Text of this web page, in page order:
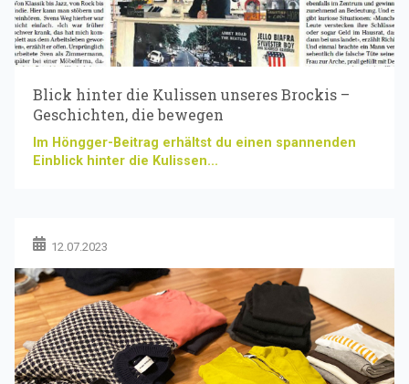
Blick hinter die Kulissen unseres Brockis –
Geschichten, die bewegen
Im Höngger-Beitrag erhältst du einen spannenden
Einblick hinter die Kulissen...
12.07.2023